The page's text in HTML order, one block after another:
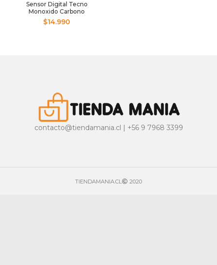
Sensor Digital Tecno
Monoxido Carbono
$14.990
contacto@tiendamania.cl | +56 9 7968 3399
TIENDAMANIA.CL 2020